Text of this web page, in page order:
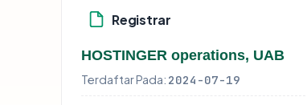
Registrar
HOSTINGER operations, UAB
Terdaftar Pada: 2024-07-19